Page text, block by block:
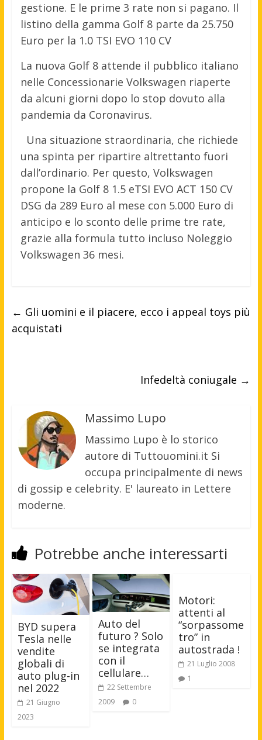
gestione. E le prime 3 rate non si pagano. Il
listino della gamma Golf 8 parte da 25.750
Euro per la 1.0 TSI EVO 110 CV
La nuova Golf 8 attende il pubblico italiano
nelle Concessionarie Volkswagen riaperte
da alcuni giorni dopo lo stop dovuto alla
pandemia da Coronavirus.
Una situazione straordinaria, che richiede
una spinta per ripartire altrettanto fuori
dall’ordinario. Per questo, Volkswagen
propone la Golf 8 1.5 eTSI EVO ACT 150 CV
DSG da 289 Euro al mese con 5.000 Euro di
anticipo e lo sconto delle prime tre rate,
grazie alla formula tutto incluso Noleggio
Volkswagen 36 mesi.
← Gli uomini e il piacere, ecco i appeal toys più
acquistati
Infedeltà coniugale →
Massimo Lupo
Massimo Lupo è lo storico
autore di Tuttouomini.it Si
occupa principalmente di news
di gossip e celebrity. E' laureato in Lettere
moderne.
Potrebbe anche interessarti
BYD supera
Tesla nelle
vendite
globali di
auto plug-in
nel 2022
21 Giugno
2023
Auto del
futuro ? Solo
se integrata
con il
cellulare…
22 Settembre
2009
0
Motori:
attenti al
“sorpassome
tro” in
autostrada !
21 Luglio 2008
1